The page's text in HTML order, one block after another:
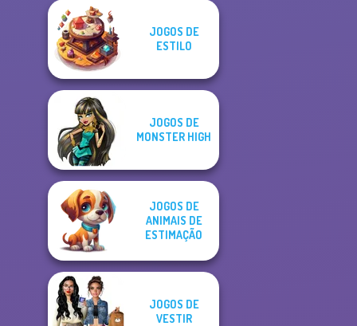
JOGOS DE
ESTILO
JOGOS DE
MONSTER HIGH
JOGOS DE
ANIMAIS DE
ESTIMAÇÃO
JOGOS DE
VESTIR